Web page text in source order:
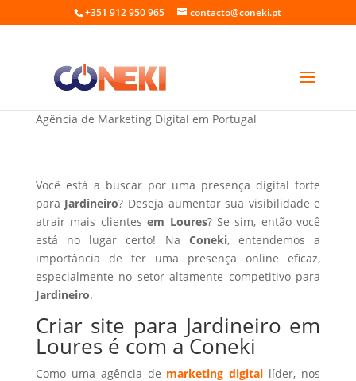
+351 912 950 965 contacto@coneki.pt
Criar site para Jardineiro em Loures
Agência de Marketing Digital em Portugal
Você está a buscar por uma presença digital forte
para Jardineiro? Deseja aumentar sua visibilidade e
atrair mais clientesem Loures? Se sim, então você
está no lugar certo! Na Coneki, entendemos a
importância de ter uma presença online eficaz,
especialmente no setor altamente competitivo para
Jardineiro.
Criar site para Jardineiro em
Loures é com a Coneki
Como uma agência de marketing digital líder, nos